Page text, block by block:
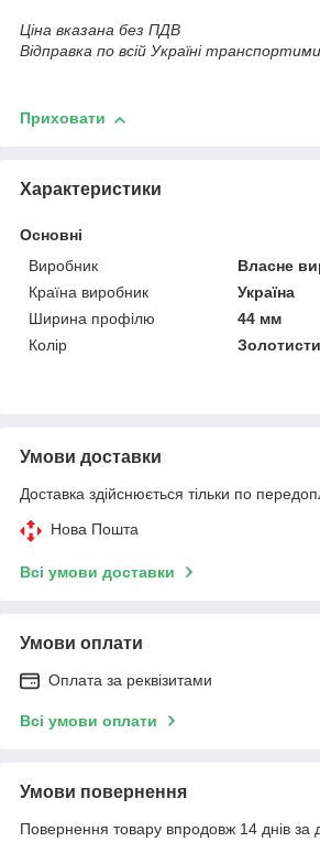
Ціна вказана без ПДВ
Відправка по всій Україні
Приховати
Характеристики
Основні
Виробник
Власне
Країна виробник
Україна
Ширина профілю
44 мм
Колір
Умови доставки
Доставка здійснюється тільки по
Нова Пошта
Всі умови доставки
Умови оплати
Оплата за реквізитами
Всі умови оплати
Умови повернення
Повернення товару впродовж 14 днів за